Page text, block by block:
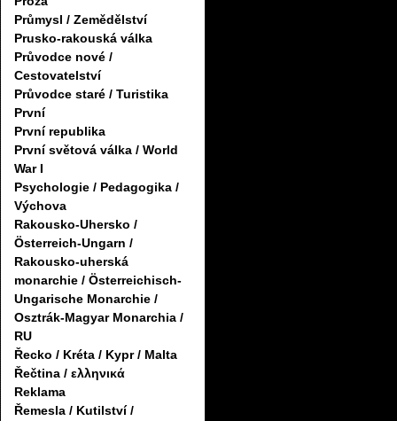
Průmysl / Zemědělství
Prusko-rakouská válka
Průvodce nové /
Cestovatelství
Průvodce staré / Turistika
První
První republika
První světová válka / World
War I
Psychologie / Pedagogika /
Výchova
Rakousko-Uhersko /
Österreich-Ungarn /
Rakousko-uherská
monarchie / Österreichisch-
Ungarische Monarchie /
Osztrák-Magyar Monarchia /
RU
Řecko / Kréta / Kypr / Malta
Řečtina / ελληνικά
Reklama
Řemesla / Kutilství /